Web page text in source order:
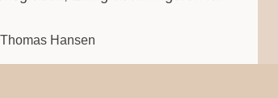
Hansen